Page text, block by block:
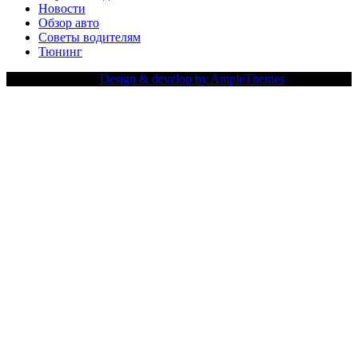
Новости
Обзор авто
Советы водителям
Тюнинг
Design & develop by AmpleThemes